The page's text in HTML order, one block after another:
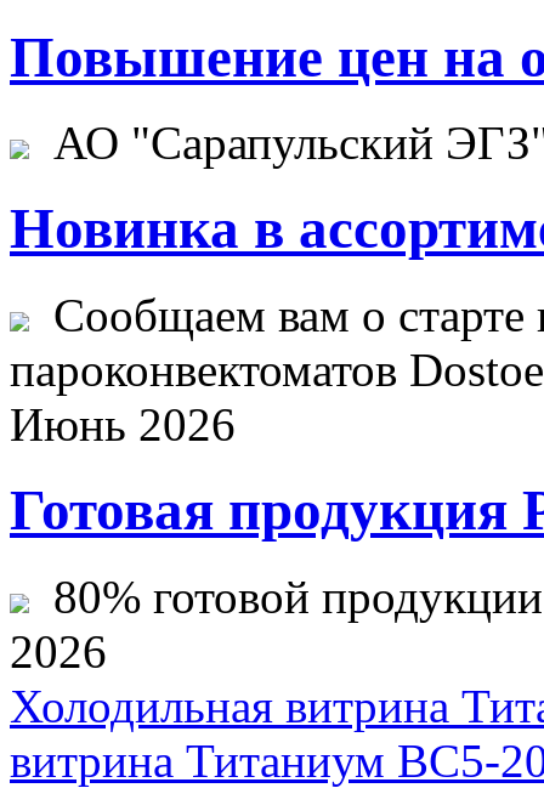
Повышение цен на
АО "Сарапульский
Новинка в
Сообщаем вам о старте
пароконвектоматов
Июнь 2026
Готовая продукция
80% готовой
2026
Холодильная витрина
витрина Титаниум ВС5-